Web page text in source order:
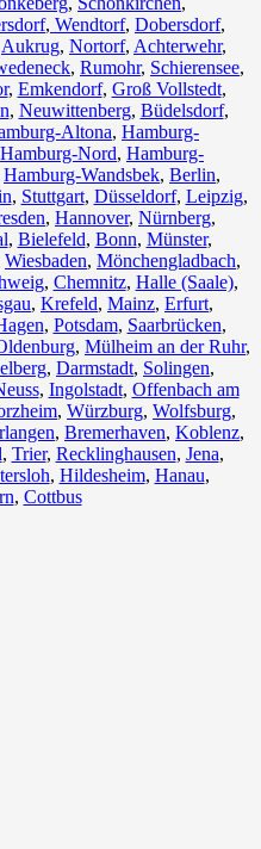
, Wendtorf, Dobersdorf,
Aukrug, Nortorf, Achterwehr,
, Rumohr, Schierensee,
, Emkendorf, Groß Vollstedt,
, Neuwittenberg, Büdelsdorf,
Altona, Hamburg-
Hamburg-Nord, Hamburg-
Hamburg-Wandsbek, Berlin,
, Stuttgart, Düsseldorf, Leipzig,
, Hannover, Nürnberg,
, Bielefeld, Bonn, Münster,
Wiesbaden, Mönchengladbach,
, Chemnitz⁠, Halle (Saale),
, Krefeld, Mainz, Erfurt,
, Potsdam, Saarbrücken,
, Mülheim an der Ruhr,
, Darmstadt, Solingen,
, Ingolstadt, Offenbach am
, Würzburg, Wolfsburg,
, Bremerhaven, Koblenz,
, Trier, Recklinghausen, Jena,
, Hildesheim, Hanau,
, Cottbus